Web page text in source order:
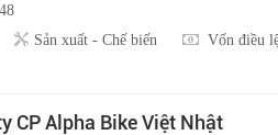
48
Sản xuất - Chế biến Vốn điều
CP Alpha Bike Việt Nhật